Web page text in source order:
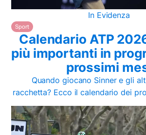
In Evidenza
Sport
Calendario ATP
più importanti in
prossimi
Quando giocano Sinner e gli
racchetta? Ecco il calendario dei